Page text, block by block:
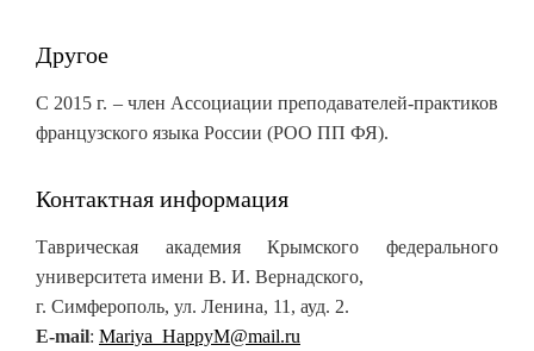
Другое
С 2015 г. – член Ассоциации преподавателей-практиков
французского языка России (РОО ПП ФЯ).
Контактная информация
Таврическая академия Крымского федерального
университета имени В. И. Вернадского,
г. Симферополь, ул. Ленина, 11, ауд. 2.
Е-mail: Mariya_HappyM@mail.ru